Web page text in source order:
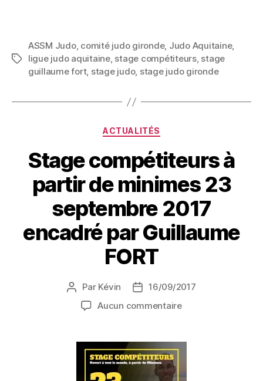
ASSM Judo, comité judo gironde, Judo Aquitaine,
ligue judo aquitaine, stage compétiteurs, stage
guillaume fort, stage judo, stage judo gironde
ACTUALITÉS
Stage compétiteurs à
partir de minimes 23
septembre 2017
encadré par Guillaume
FORT
Par Kévin
16/09/2017
Aucun commentaire